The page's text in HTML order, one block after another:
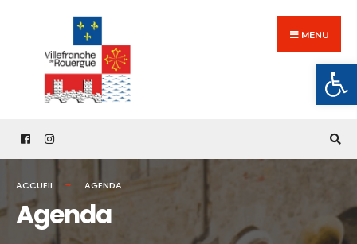
content
MENU
ACCUEIL AGENDA
Agenda